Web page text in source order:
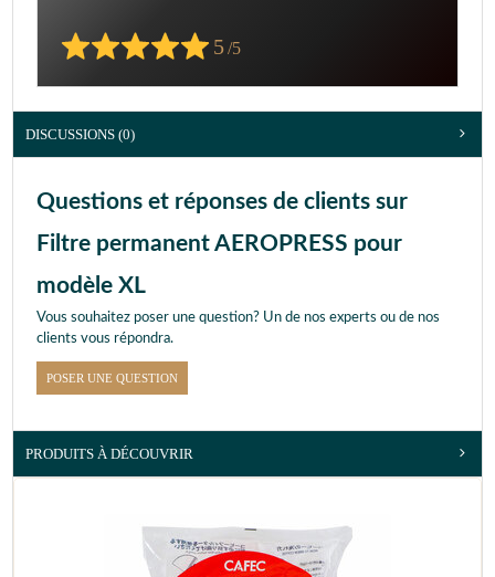
5/5
DISCUSSIONS (0)
Questions et réponses de clients sur
Filtre permanent AEROPRESS pour
modèle XL
Vous souhaitez poser une question? Un de nos experts ou de nos
clients vous répondra.
POSER UNE QUESTION
PRODUITS À DÉCOUVRIR